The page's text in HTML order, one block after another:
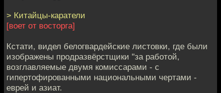
> Китайцы-каратели
[воет от восторга]
Кстати, видел белогвардейские листовки, где были
изображены продразвёрстщики "за работой,
возглавляемые двумя комиссарами - с
гипертофированными национальными чертами -
еврей и азиат.